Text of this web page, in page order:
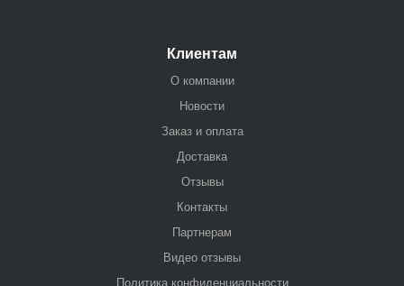
Клиентам
О компании
Новости
Заказ и оплата
Доставка
Отзывы
Контакты
Партнерам
Видео отзывы
Политика конфиденциальности